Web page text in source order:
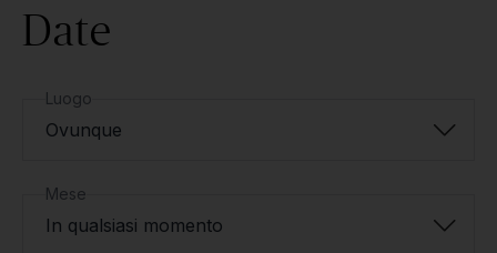
Date
Luogo
Ovunque
Mese
In qualsiasi momento